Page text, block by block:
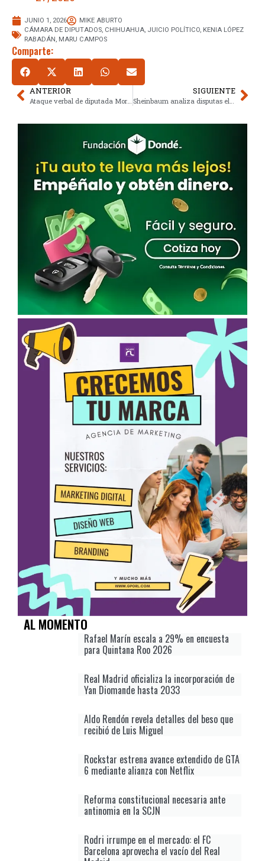
JUNIO 1, 2026
MIKE ABURTO
CÁMARA DE DIPUTADOS, CHIHUAHUA, JUICIO POLÍTICO, KENIA LÓPEZ
RABADÁN, MARU CAMPOS
Comparte:
ANTERIOR SIGUIENTE
AL MOMENTO
Rafael Marín escala a 29% en encuesta
para Quintana Roo 2026
Real Madrid oficializa la incorporación de
Yan Diomande hasta 2033
Aldo Rendón revela detalles del beso que
recibió de Luis Miguel
Rockstar estrena avance extendido de GTA
6 mediante alianza con Netflix
Reforma constitucional necesaria ante
antinomia en la SCJN
Rodri irrumpe en el mercado: el FC
Barcelona aprovecha el vacío del Real